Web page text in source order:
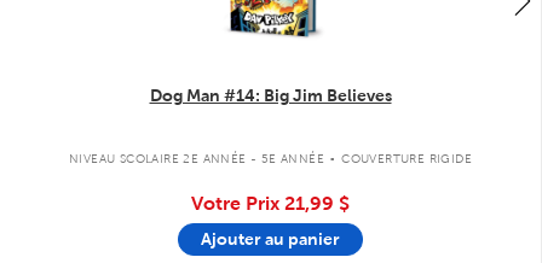
Dog Man #14: Big Jim Believes
NIVEAU SCOLAIRE 2E ANNÉE - 5E ANNÉE . COUVERTURE RIGIDE
Votre Prix 21,99 $
Ajouter au panier